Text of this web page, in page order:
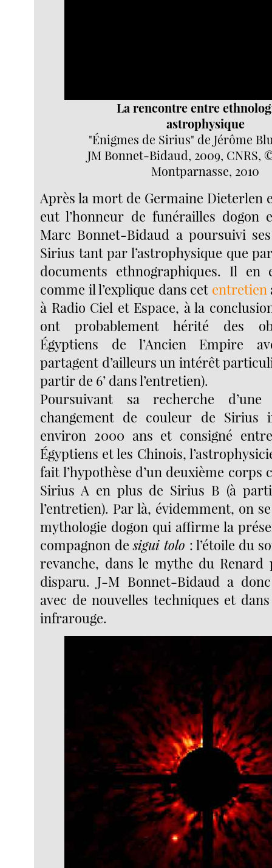
La rencontre entre
astrophysique
"Énigmes de Sirius" de Jérôme
JM Bonnet-Bidaud, 2009, CNRS,
Montparnasse, 2010
Après la mort de Germaine Dieterlen
eut l’honneur de funérailles dogon
Marc Bonnet-Bidaud a poursuivi
Sirius tant par l’astrophysique que
documents ethnographiques. Il en
comme il l’explique dans cet entretien
à Radio Ciel et Espace, à la
ont probablement hérité des
Égyptiens de l’Ancien Empire
partagent d’ailleurs un intérêt
partir de 6’ dans l’entretien).
Poursuivant sa recherche
changement de couleur de
environ 2000 ans et consigné
Égyptiens et les Chinois,
fait l’hypothèse d’un deuxième corps
Sirius A en plus de Sirius B (à partir
l’entretien). Par là, évidemment, on
mythologie dogon qui affirme la
compagnon desigui tolo : l’étoile du
revanche, dans le mythe du Renard
disparu. J-M Bonnet-Bidaud a
avec de nouvelles techniques et
infrarouge.